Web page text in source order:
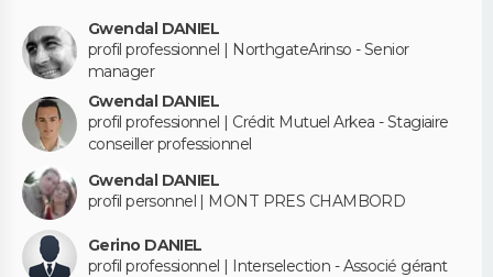
Gwendal DANIEL
profil professionnel | NorthgateArinso - Senior
manager
Gwendal DANIEL
profil professionnel | Crédit Mutuel Arkea - Stagiaire
conseiller professionnel
Gwendal DANIEL
profil personnel | MONT PRES CHAMBORD
Gerino DANIEL
profil professionnel | Interselection - Associé gérant